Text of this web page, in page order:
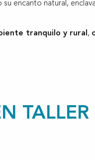
encanto natural,
tranquilo y rural ,
TALLER